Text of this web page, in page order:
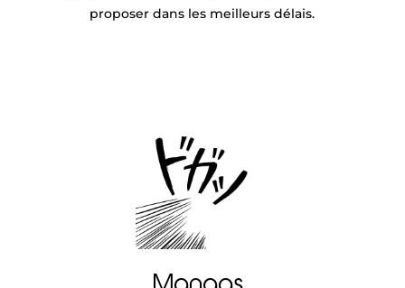
proposer dans les meilleurs délais.